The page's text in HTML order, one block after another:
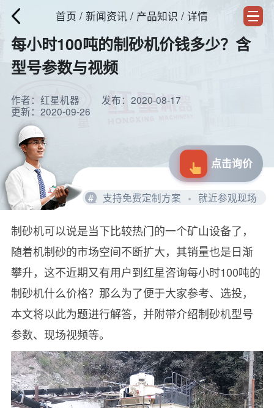
首页 / 新闻资讯 / 产品知识 / 详情
每小时100吨的制砂机价钱多少？含
型号参数与视频
作者：红星机器
发布：2020-08-17
更新：2020-09-26
点击询价
# 支持免费定制方案 就近参观现场
制砂机可以说是当下比较热门的一个矿山设备了，
随着机制砂的市场空间不断扩大，其销量也是日渐
攀升，这不近期又有用户到红星咨询每小时100吨的
制砂机什么价格？那么为了便于大家参考、选投，
本文将以此为题进行解答，并附带介绍制砂机型号
参数、现场视频等。